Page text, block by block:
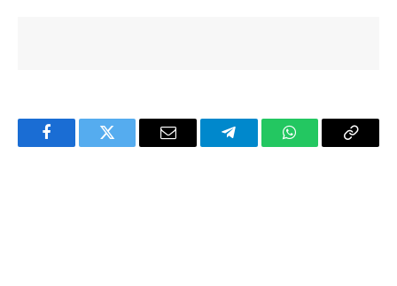
FacebookTwitter Email TelegramWhatsAppCopy